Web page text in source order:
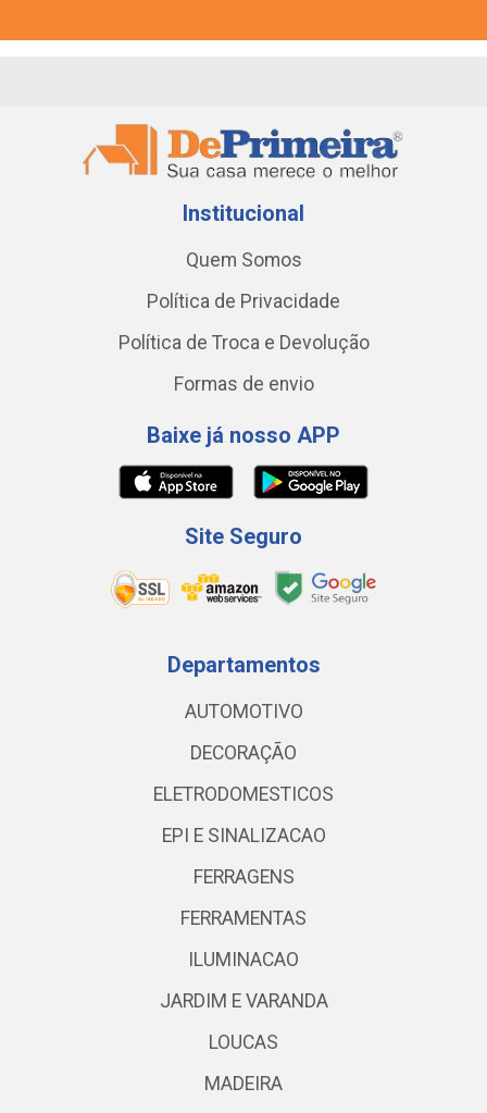
Institucional
Quem Somos
Política de Privacidade
Política de Troca e Devolução
Formas de envio
Baixe já nosso APP
Site Seguro
Departamentos
AUTOMOTIVO
DECORAÇÃO
ELETRODOMESTICOS
EPI E SINALIZACAO
FERRAGENS
FERRAMENTAS
ILUMINACAO
JARDIM E VARANDA
LOUCAS
MADEIRA